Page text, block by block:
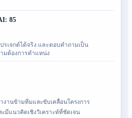
: 85
รเจกต์ได้จริง และตอบคำถามเป็น
มต้องการตำแหน่ง
งานข้ามทีมและขับเคลื่อนโครงการ
มีแนวคิดเชิงวิเคราะห์ที่ชัดเจน